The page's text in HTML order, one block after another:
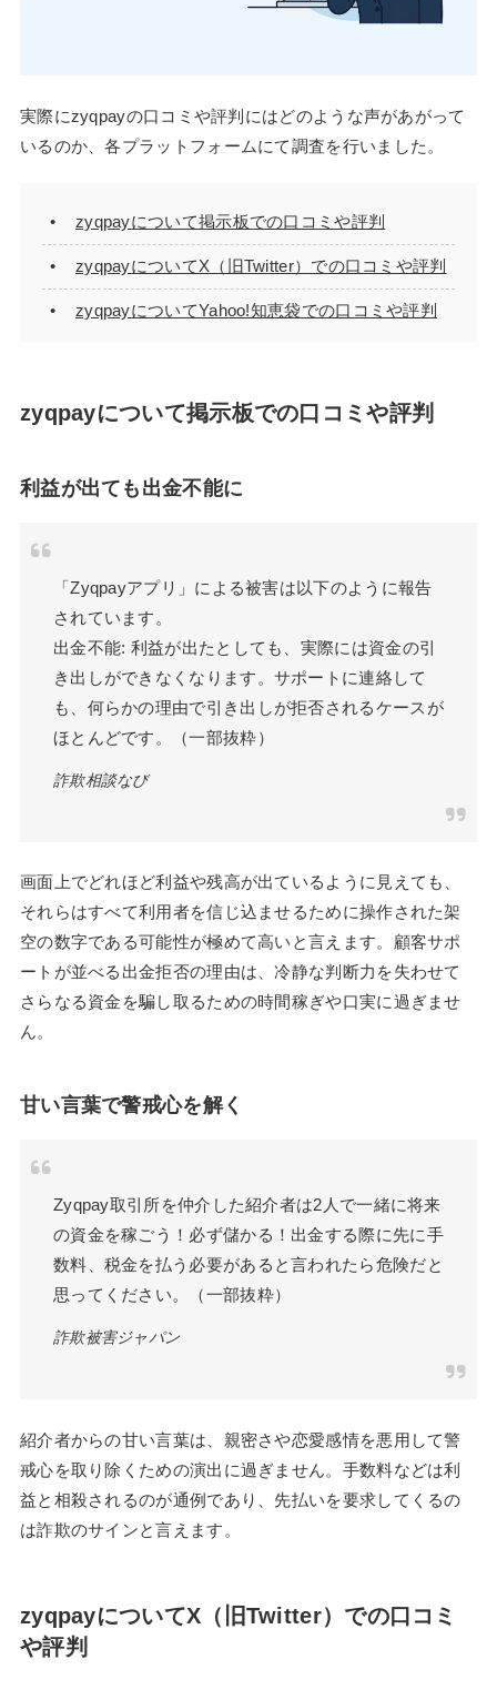
実際にzyqpayの口コミや評判にはどのような声があがって
いるのか、各プラットフォームにて調査を行いました。
zyqpayについて掲示板での口コミや評判
zyqpayについてX（旧Twitter）での口コミや評判
zyqpayについてYahoo!知恵袋での口コミや評判
zyqpayについて掲示板での口コミや評判
利益が出ても出金不能に
「Zyqpayアプリ」による被害は以下のように報告
されています。
出金不能: 利益が出たとしても、実際には資金の引
き出しができなくなります。サポートに連絡して
も、何らかの理由で引き出しが拒否されるケースが
ほとんどです。（一部抜粋）
詐欺相談なび
画面上でどれほど利益や残高が出ているように見えても、
それらはすべて利用者を信じ込ませるために操作された架
空の数字である可能性が極めて高いと言えます。顧客サポ
ートが並べる出金拒否の理由は、冷静な判断力を失わせて
さらなる資金を騙し取るための時間稼ぎや口実に過ぎませ
ん。
甘い言葉で警戒心を解く
Zyqpay取引所を仲介した紹介者は2人で一緒に将来
の資金を稼ごう！必ず儲かる！出金する際に先に手
数料、税金を払う必要があると言われたら危険だと
思ってください。（一部抜粋）
詐欺被害ジャパン
紹介者からの甘い言葉は、親密さや恋愛感情を悪用して警
戒心を取り除くための演出に過ぎません。手数料などは利
益と相殺されるのが通例であり、先払いを要求してくるの
は詐欺のサインと言えます。
zyqpayについてX（旧Twitter）での口コミ
や評判